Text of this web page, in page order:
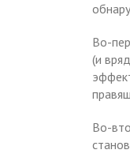
Во-
(и
Во-